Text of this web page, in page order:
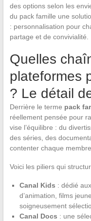
des options selon les
du pack famille une
: personnalisation pour
partage et de convivialité.
Quelles
plateformes
? Le détail
Derrière le terme pack
réellement pensée pour
vise l’équilibre : du
des séries, des
contenter chaque
Voici les piliers qui
Canal Kids : dédié
d’animation, films
soigneusement
Canal Docs : une